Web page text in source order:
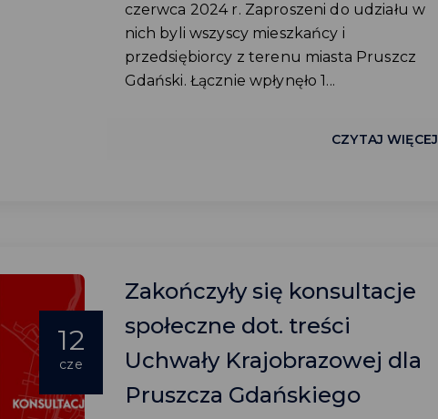
czerwca 2024 r. Zaproszeni do udziału w
nich byli wszyscy mieszkańcy i
przedsiębiorcy z terenu miasta Pruszcz
Gdański. Łącznie wpłynęło 1...
CZYTAJ WIĘCEJ
12
cze
Zakończyły się konsultacje
społeczne dot. treści
Uchwały Krajobrazowej dla
Pruszcza Gdańskiego